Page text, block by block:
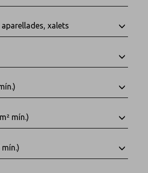
xalets
mín.)
mín.)